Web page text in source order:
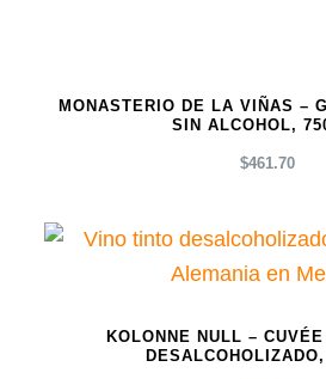
MONASTERIO DE LA VIÑAS –
SIN ALCOHOL,
$461.70
KOLONNE NULL –